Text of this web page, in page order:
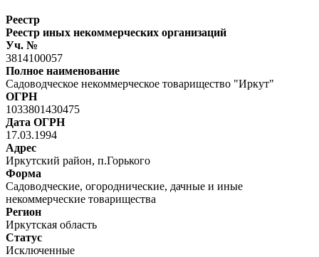
Реестр
Реестр иных некоммерческих организаций
Уч. №
3814100057
Полное наименование
Садоводческое некоммерческое товарищество "Иркут"
ОГРН
1033801430475
Дата ОГРН
17.03.1994
Адрес
Иркутский район, п.Горького
Форма
Садоводческие, огороднические, дачные и иные
некоммерческие товарищества
Регион
Иркутская область
Статус
Исключенные